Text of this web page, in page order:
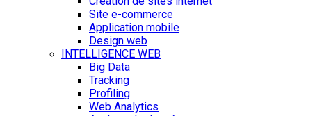
Site e-commerce
Application mobile
Design web
INTELLIGENCE WEB
Big Data
Tracking
Profiling
Web Analytics